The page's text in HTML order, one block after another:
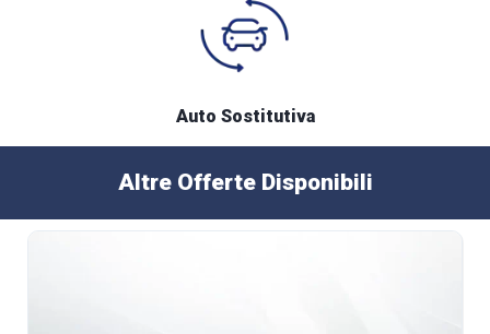
Auto Sostitutiva
Altre Offerte Disponibili